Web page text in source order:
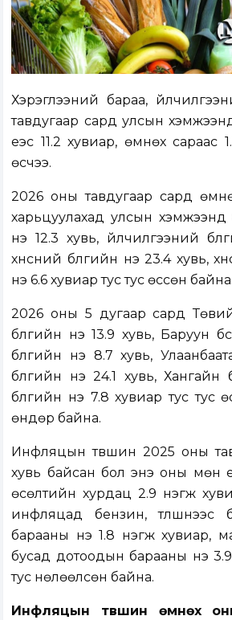
Хэрэглээний бараа,
тавдугаар сард улсын
үеэс 11.2 хувиар, өмнөх сараас
өсчээ.
2026 оны тавдугаар сард
харьцуулахад улсын хэмжээнд
үнэ 12.3 хувь, үйлчилгээний
хүнсний бүлгийн үнэ 23.4 хувь,
үнэ 6.6 хувиар тус тус өссөн байна.
2026 оны 5 дугаар сард
бүлгийн үнэ 13.9 хувь, Баруун
бүлгийн үнэ 8.7 хувь,
бүлгийн үнэ 24.1 хувь, Хангайн
бүлгийн үнэ 7.8 хувиар тус тус
өндөр байна.
Инфляцын түвшин 2025 оны
хувь байсан бол энэ оны мөн
өсөлтийн хурдац 2.9 нэгж
инфляцад бензин, түлшнээс
барааны үнэ 1.8 нэгж хувиар,
бусад дотоодын барааны үнэ
тус нөлөөлсөн байна.
Инфляцын түвшин өмнөх